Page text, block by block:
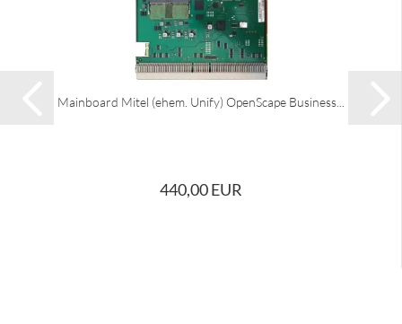
Mainboard Mitel (ehem. Unify) OpenScape Business...
440,00 EUR